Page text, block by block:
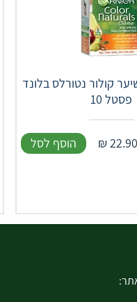
קולור נטורלס בלונד
פסטל 10
22.90
₪ הוסף לסל